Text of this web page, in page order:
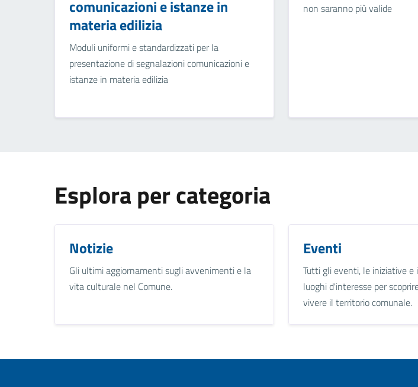
comunicazioni e istanze in
materia edilizia
Moduli uniformi e standardizzati per la
presentazione di segnalazioni comunicazioni e
istanze in materia edilizia
non saranno più valide
Esplora per categoria
Notizie
Gli ultimi aggiornamenti sugli avvenimenti e la
vita culturale nel Comune.
Eventi
Tutti gli eventi, le iniziative e i
luoghi d'interesse per
vivere il territorio comunale.